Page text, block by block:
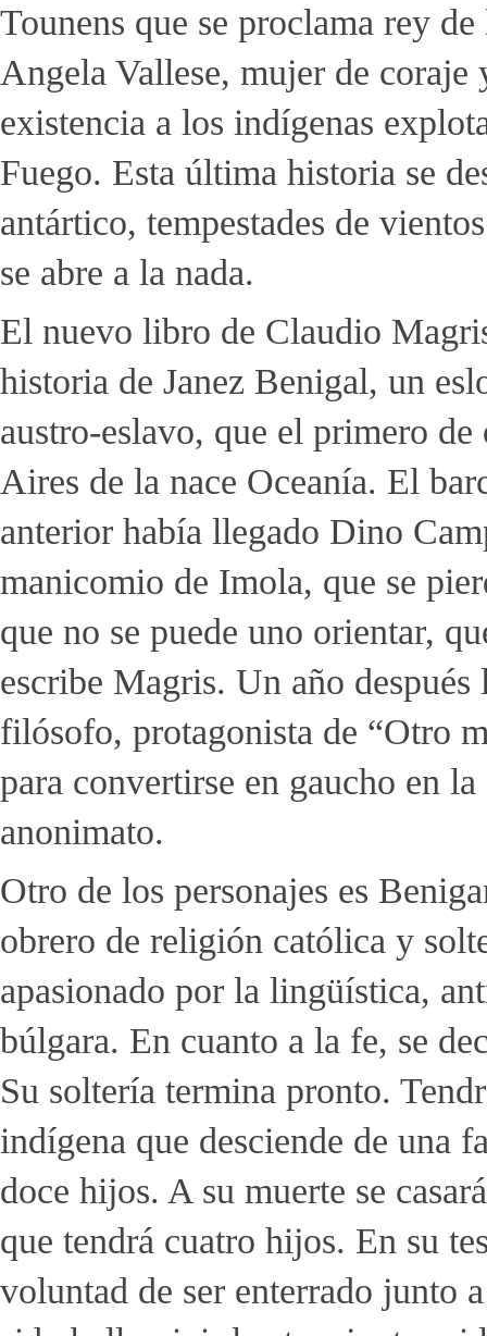
Tounens que se proclama rey
Angela Vallese, mujer de coraje
existencia a los indígenas
Fuego. Esta última historia se
antártico, tempestades de
se abre a la nada.
El nuevo libro de Claudio
historia de Janez Benigal, un
austro-eslavo, que el primero
Aires de la nace Oceanía. El
anterior había llegado Dino
manicomio de Imola, que se
que no se puede uno orientar,
escribe Magris. Un año
filósofo, protagonista de “Otro
para convertirse en gaucho en
anonimato.
Otro de los personajes es
obrero de religión católica y
apasionado por la lingüística,
búlgara. En cuanto a la fe, se
Su soltería termina pronto.
indígena que desciende de una
doce hijos. A su muerte se
que tendrá cuatro hijos. En su
voluntad de ser enterrado junto